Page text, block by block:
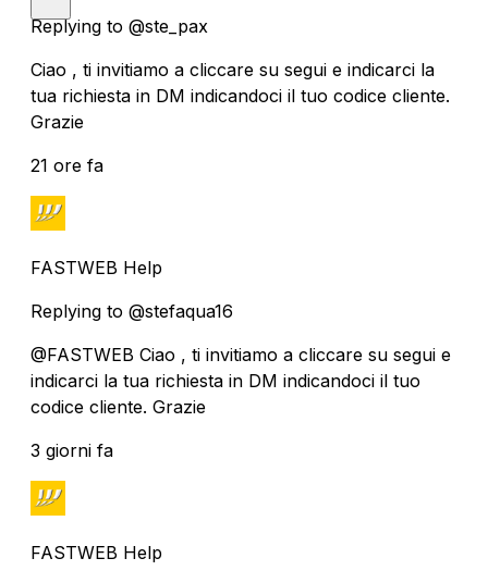
Replying to @ste_pax
Ciao , ti invitiamo a cliccare su segui e indicarci la
tua richiesta in DM indicandoci il tuo codice cliente.
Grazie
21 ore fa
FASTWEB Help
Replying to @stefaqua16
@FASTWEB Ciao , ti invitiamo a cliccare su segui e
indicarci la tua richiesta in DM indicandoci il tuo
codice cliente. Grazie
3 giorni fa
FASTWEB Help